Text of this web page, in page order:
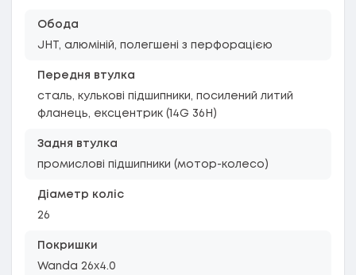
Обода
JHT, алюміній, полегшені з перфорацією
Передня втулка
сталь, кулькові підшипники, посилений литий
фланець, ексцентрик (14G 36H)
Задня втулка
промислові підшипники (мотор-колесо)
Діаметр коліс
26
Покришки
Wanda 26x4.0